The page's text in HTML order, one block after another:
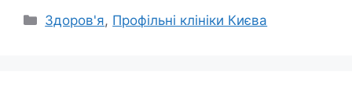
Категорії
Здоров'я, Профільні клініки Києва